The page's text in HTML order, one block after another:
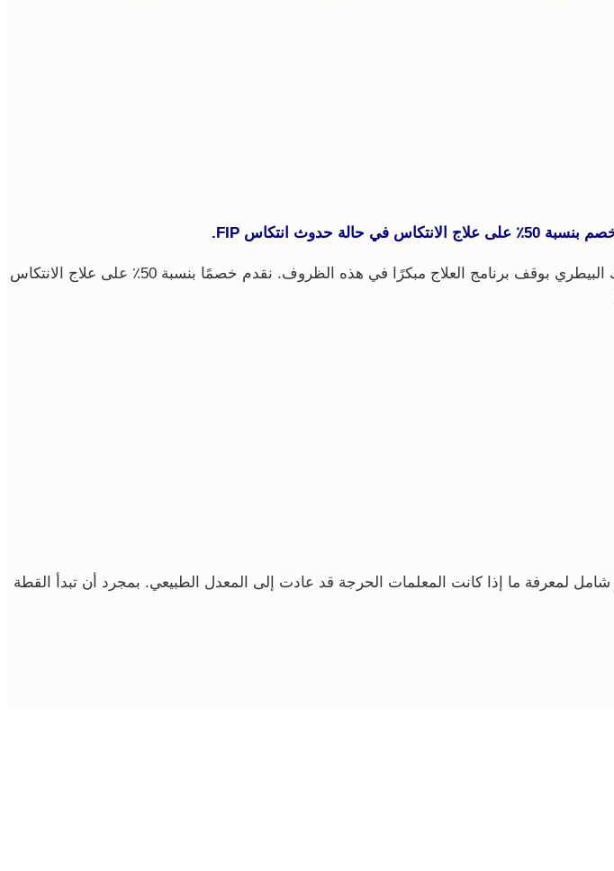
تتعافى العديد من القطط تمامًا من عدوى FIP في غضون 84 يومًا. نحن نقدر قرارك أنت وطبيبك البيطري بوقف برنامج العلاج مبكرًا في هذه الظروف. نقدم خصمًا بنسبة 50٪ على علاج الانتكاس
لمعرفة ما إذا كانت المعلمات الحرجة قد عادت إلى المعدل الطبيعي. بمجرد أن تبدأ القطة